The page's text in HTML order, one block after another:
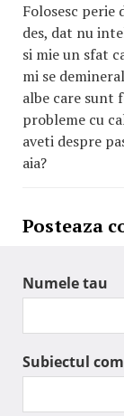
Folosesc perie
des, dat nu
si mie un sfat
mi se
albe care sunt
probleme cu
aveti despre
aia?
Posteaza
Numele tau
Subiectul